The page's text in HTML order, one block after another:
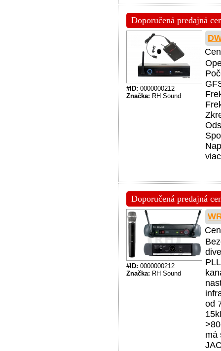
Doporučená predajná
#ID: 0000000212
Značka: RH Sound
Doporučená predajná
#ID: 0000000212
Značka: RH Sound
od
má